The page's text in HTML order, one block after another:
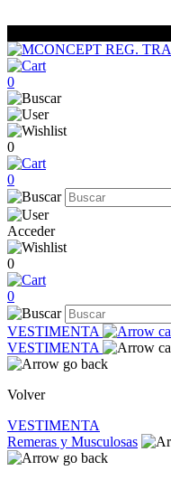
0
0
0
Acceder
0
0
VESTIMENTA
VESTIMENTA
Volver
VESTIMENTA
Remeras y Musculosas